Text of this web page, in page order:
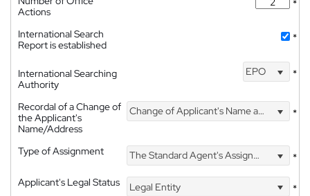
Actions
*
International Search
Report is established
*
International Searching
Authority
EPO *
Recordal of a Change of
the Applicant's
Name/Address
Change of Applicant's Name and Address *
Type of Assignment The Standard Agent's Assignment
*
Applicant's Legal Status
Legal Entity
*